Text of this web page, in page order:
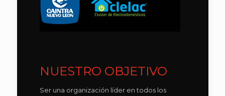
NUESTRO OBJETIVO
Ser una organización líder en todos los